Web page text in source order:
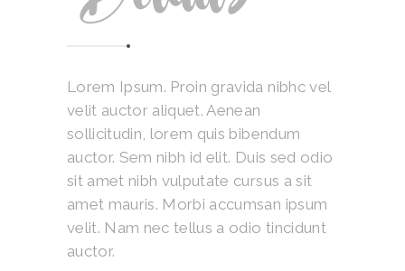
Lorem Ipsum. Proin gravida nibhc vel
velit auctor aliquet. Aenean
sollicitudin, lorem quis bibendum
auctor. Sem nibh id elit. Duis sed odio
sit amet nibh vulputate cursus a sit
amet mauris. Morbi accumsan ipsum
velit. Nam nec tellus a odio tincidunt
auctor.